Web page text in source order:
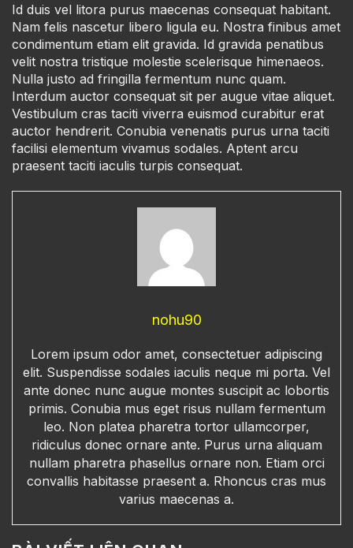
Id duis vel litora purus maecenas consequat habitant.
Nam felis nascetur libero ligula eu. Nostra finibus amet
condimentum etiam elit gravida. Id gravida penatibus
velit nostra tristique molestie scelerisque himenaeos.
Nulla justo ad fringilla fermentum nunc quam.
Interdum auctor consequat sit per augue vitae aliquet.
Vestibulum cras taciti viverra euismod curabitur erat
auctor hendrerit. Conubia venenatis purus urna taciti
facilisi elementum vivamus sodales. Aptent arcu
praesent taciti iaculis turpis consequat.
nohu90
Lorem ipsum odor amet, consectetuer adipiscing
elit. Suspendisse sodales iaculis neque mi porta. Vel
ante donec nunc augue montes suscipit ac lobortis
primis. Conubia mus eget risus nullam fermentum
leo. Non platea pharetra tortor ullamcorper,
ridiculus donec ornare ante. Purus urna aliquam
nullam pharetra phasellus ornare non. Etiam orci
convallis habitasse praesent a. Rhoncus cras mus
varius maecenas a.